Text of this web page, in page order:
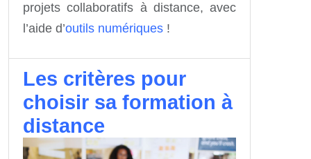
projets collaboratifs à distance, avec
l’aide d’outils numériques !
Les critères pour
choisir sa formation à
distance